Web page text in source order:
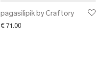
pagasilipik by Craftory
€ 71.00